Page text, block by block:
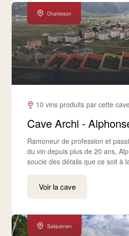
Chamoson
10 vins produits par cette cave
Cave Archi -
Ramoneur de profession et
du vin depuis plus de 20 ans,
soucie des détails que ce soit à
Voir la cave
Salquenen